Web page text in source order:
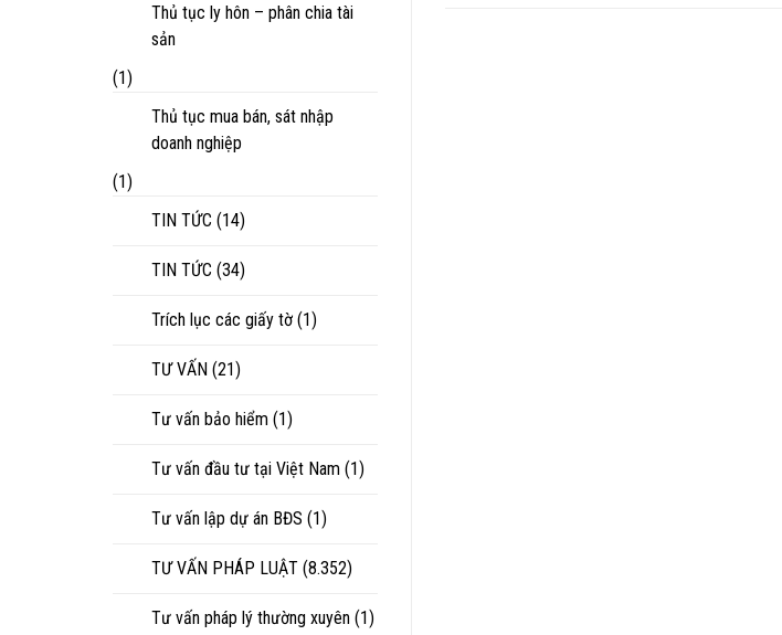
Thủ tục ly hôn – phân chia tài
sản
(1)
Thủ tục mua bán, sát nhập
doanh nghiệp
(1)
TIN TỨC (14)
TIN TỨC (34)
Trích lục các giấy tờ (1)
TƯ VẤN (21)
Tư vấn bảo hiểm (1)
Tư vấn đầu tư tại Việt Nam (1)
Tư vấn lập dự án BĐS (1)
TƯ VẤN PHÁP LUẬT (8.352)
Tư vấn pháp lý thường xuyên (1)